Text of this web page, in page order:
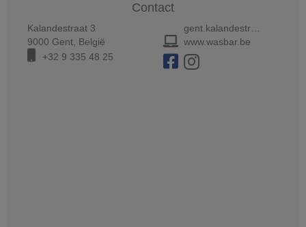
Contact
Kalandestraat 3
9000 Gent, België
+32 9 335 48 25
gent.kalandestraat@wasbar.be
www.wasbar.be